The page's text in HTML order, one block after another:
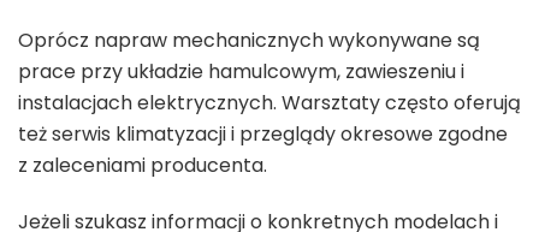
Oprócz napraw mechanicznych wykonywane są
prace przy układzie hamulcowym, zawieszeniu i
instalacjach elektrycznych. Warsztaty często oferują
też serwis klimatyzacji i przeglądy okresowe zgodne
z zaleceniami producenta.
Jeżeli szukasz informacji o konkretnych modelach i